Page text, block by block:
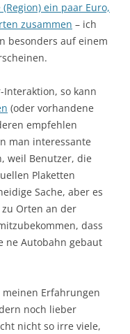
ein paar Euro,
zusammen – ich
besonders auf einem
so kann
(oder vorhandene
empfehlen
man interessante
weil Benutzer, die
Plaketten
Sache, aber es
Orten an der
dass
ne Autobahn gebaut
Erfahrungen
noch lieber
nicht so irre viele,